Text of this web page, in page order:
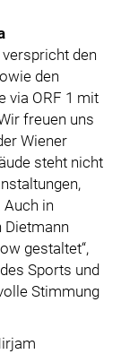
den
den
via ORF 1 mit
freuen uns
Wiener
steht nicht
in
gestaltet“,
Sports und
Stimmung